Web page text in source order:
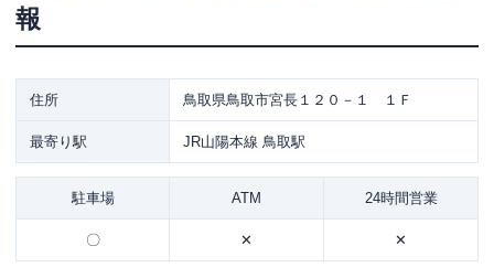
報
住所 鳥取県鳥取市宮長１２０－１ １Ｆ
最寄り駅 JR山陽本線 鳥取駅
駐車場 ATM 24時間営業
〇 ✕ ✕